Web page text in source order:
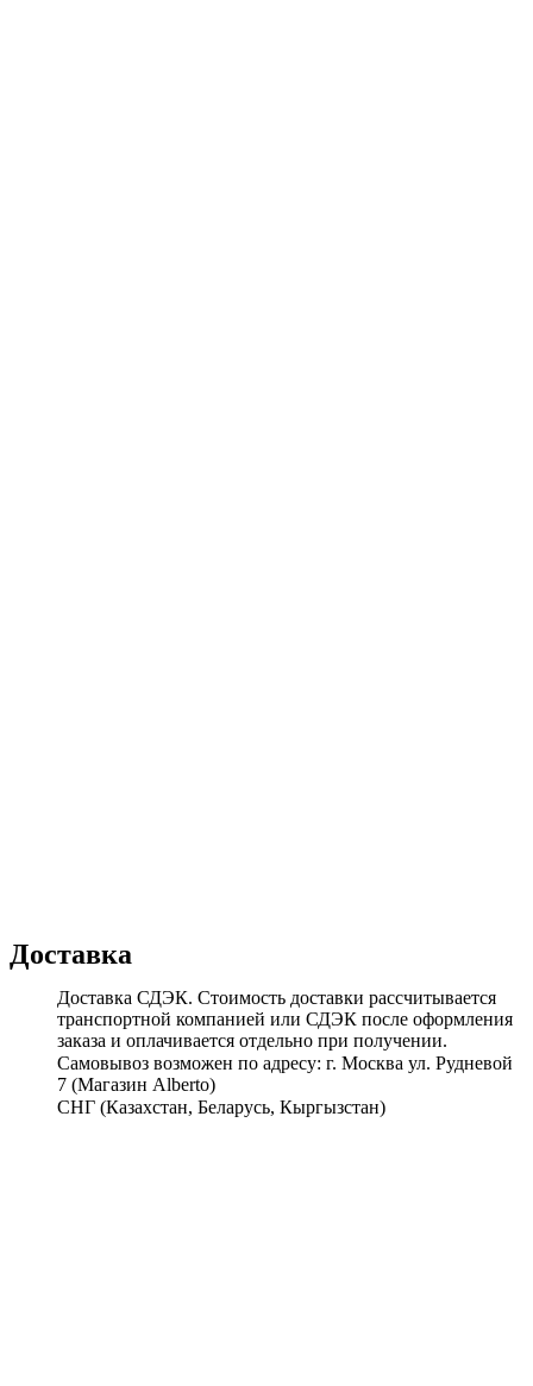
Доставка
Доставка СДЭК. Стоимость доставки рассчитывается
транспортной компанией или СДЭК после оформления
заказа и оплачивается отдельно при получении.
Самовывоз возможен по адресу: г. Москва ул. Рудневой
7 (Магазин Alberto)
СНГ (Казахстан, Беларусь, Кыргызстан)